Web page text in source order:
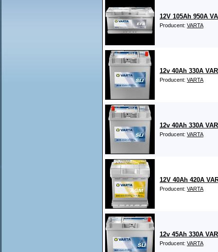
12V 105Ah 950A
Producent: VARTA
12v 40Ah 330A
Producent: VARTA
12v 40Ah 330A
Producent: VARTA
12V 40Ah 420A
Producent: VARTA
12v 45Ah 330A
Producent: VARTA